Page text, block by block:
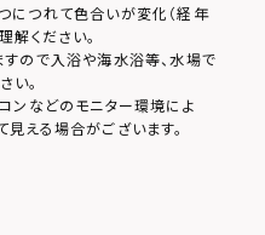
につれて色合いが変化（経年
解ください。
ので入浴や海水浴等、水場で
い。
ンなどのモニター環境によ
える場合がございます。